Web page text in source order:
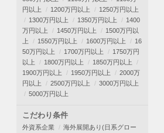
円以上
1200万円以上
1250万円以上
1300万円以上
1350万円以上
1400
万円以上
1450万円以上
1500万円以
上
1550万円以上 1600万円以上
16
50万円以上
1700万円以上
1750万円
以上
1800万円以上
1850万円以上
1900万円以上
1950万円以上
2000万
円以上
2500万円以上
3000万円以上
5000万円以上
こだわり条件
外資系企業
海外展開あり(日系グロー